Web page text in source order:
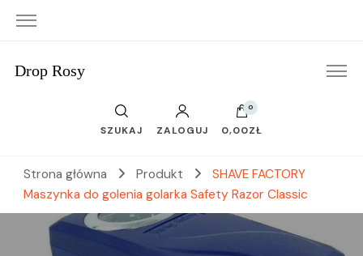
Drop Rosy
SZUKAJ ZALOGUJ
0
0,00ZŁ
Strona główna Produkt
SHAVE FACTORY
Maszynka do golenia golarka Safety Razor Classic